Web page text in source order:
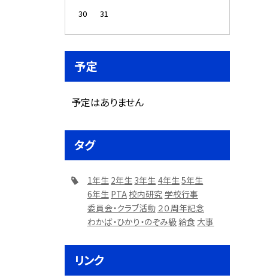
30
31
予定
予定はありません
タグ
1年生 2年生 3年生 4年生 5年生
6年生 PTA 校内研究 学校行事
委員会・クラブ活動 ２０周年記念
わかば・ひかり・のぞみ級 給食 大事
リンク